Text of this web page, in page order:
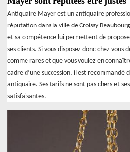
Antiquaire Mayer est un antiquaire
réputation dans la ville de Croissy
et sa compétence lui permettent de
ses clients. Si vous disposez donc chez vous
comme rares et que vous voulez en
cadre d’une succession, il est recommandé
antiquaire. Ses tarifs ne sont pas chers et
satisfaisantes.